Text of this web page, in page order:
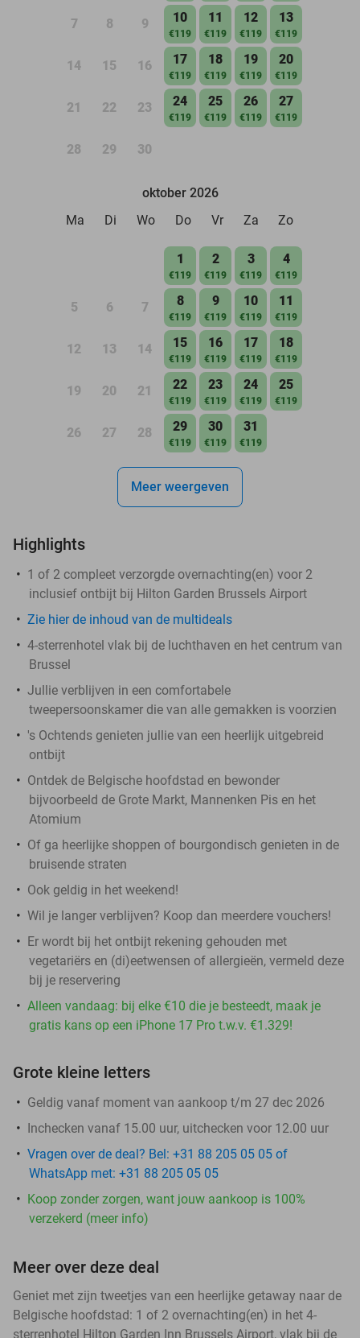
7 8 9 10
€119
11
€119
12
€119
13
€119
14 15 16 17
€119
18
€119
19
€119
20
€119
21 22 23 24
€119
25
€119
26
€119
27
€119
28 29 30
oktober 2026
Ma
Di Wo Do Vr Za Zo
1
€119
2
€119
3
€119
4
€119
5 6 7 8
€119
9
€119
10
€119
11
€119
12 13 14 15
€119
16
€119
17
€119
18
€119
19 20 21 22
€119
23
€119
24
€119
25
€119
26 27 28 29
€119
30
€119
31
€119
Meer weergeven
Highlights
1 of 2 compleet verzorgde overnachting(en) voor 2
inclusief ontbijt bij Hilton Garden Brussels Airport
Zie hier de inhoud van de multideals
4-sterrenhotel vlak bij de luchthaven en het centrum van
Brussel
Jullie verblijven in een comfortabele
tweepersoonskamer die van alle gemakken is voorzien
's Ochtends genieten jullie van een heerlijk uitgebreid
ontbijt
Ontdek de Belgische hoofdstad en bewonder
bijvoorbeeld de Grote Markt, Mannenken Pis en het
Atomium
Of ga heerlijke shoppen of bourgondisch genieten in de
bruisende straten
Ook geldig in het weekend!
Wil je langer verblijven? Koop dan meerdere vouchers!
Er wordt bij het ontbijt rekening gehouden met
vegetariërs en (di)eetwensen of allergieën, vermeld deze
bij je reservering
Alleen vandaag: bij elke €10 die je besteedt, maak je
gratis kans op een iPhone 17 Pro t.w.v. €1.329!
Grote kleine letters
Geldig vanaf moment van aankoop t/m 27 dec 2026
Inchecken vanaf 15.00 uur, uitchecken voor 12.00 uur
Vragen over de deal? Bel: +31 88 205 05 05 of
WhatsApp met: +31 88 205 05 05
Koop zonder zorgen, want jouw aankoop is 100%
verzekerd (meer info)
Meer over deze deal
Geniet met zijn tweetjes van een heerlijke getaway naar de
Belgische hoofdstad: 1 of 2 overnachting(en) in het 4-
sterrenhotel Hilton Garden Inn Brussels Airport, vlak bij de